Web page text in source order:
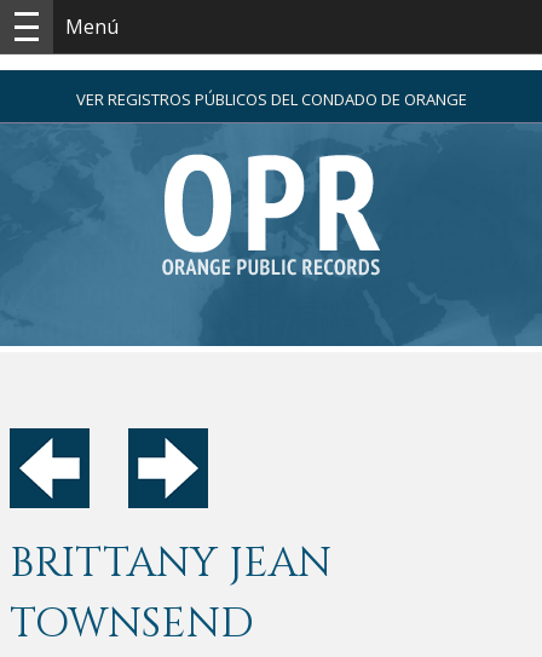
Menú
VER REGISTROS PÚBLICOS DEL CONDADO DE ORANGE
BRITTANY JEAN
TOWNSEND